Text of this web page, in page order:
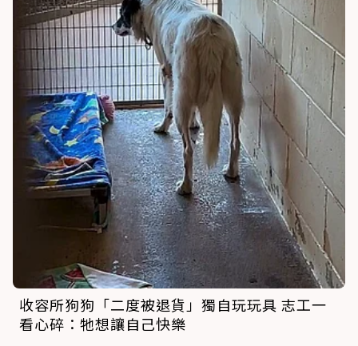
收容所狗狗「二度被退貨」獨自玩玩具 志工一
看心碎：牠想讓自己快樂